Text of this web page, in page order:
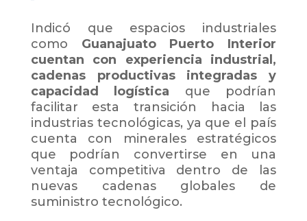
Indicó que espacios industriales
como Guanajuato Puerto Interior
cuentan con experiencia industrial,
cadenas productivas integradas y
capacidad logística que podrían
facilitar esta transición hacia las
industrias tecnológicas, ya que el país
cuenta con minerales estratégicos
que podrían convertirse en una
ventaja competitiva dentro de las
nuevas cadenas globales de
suministro tecnológico.